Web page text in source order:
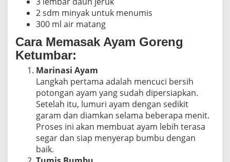
2 sdm minyak untuk menumis
300 ml air matang
Cara Memasak Ayam Goreng
Ketumbar:
Marinasi Ayam
Langkah pertama adalah mencuci bersih
potongan ayam yang sudah dipersiapkan.
Setelah itu, lumuri ayam dengan sedikit
garam dan diamkan selama beberapa menit.
Proses ini akan membuat ayam lebih terasa
segar dan siap menyerap bumbu dengan
baik.